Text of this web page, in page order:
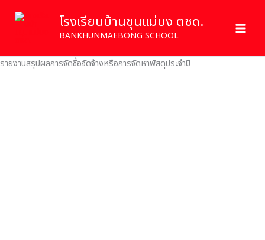
โรงเรียนบ้านขุนแม่บง ตชด.
BANKHUNMAEBONG SCHOOL
รายงานสรุปผลการจัดซื้อจัดจ้างหรือการจัดหาพัสดุประจําปี